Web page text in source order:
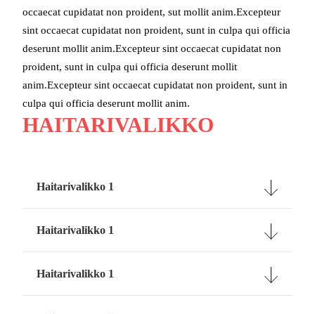
occaecat cupidatat non proident, sut mollit anim.Excepteur
sint occaecat cupidatat non proident, sunt in culpa qui officia
deserunt mollit anim.Excepteur sint occaecat cupidatat non
proident, sunt in culpa qui officia deserunt mollit
anim.Excepteur sint occaecat cupidatat non proident, sunt in
culpa qui officia deserunt mollit anim.
HAITARIVALIKKO
Haitarivalikko 1
Haitarivalikko 1
Haitarivalikko 1